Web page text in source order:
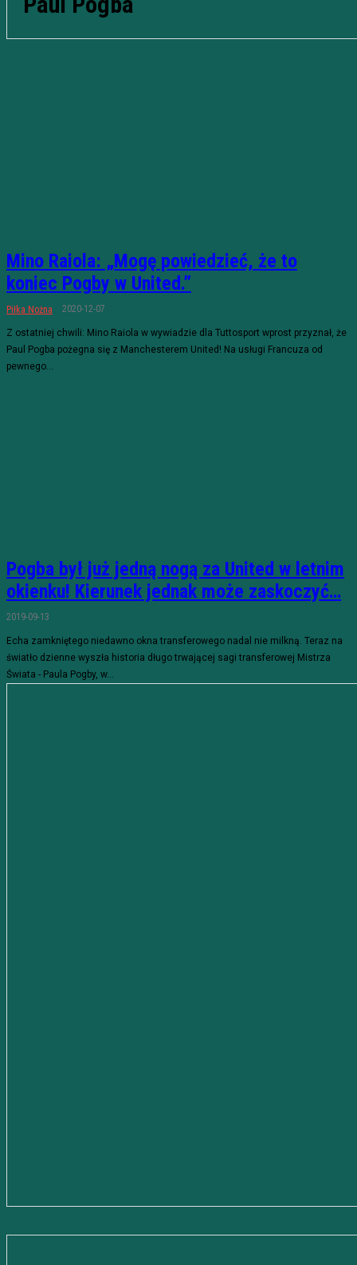
Mino Raiola: „Mogę powiedzieć, że to
koniec Pogby w United.”
Piłka Nożna 2020-12-07
Z ostatniej chwili: Mino Raiola w wywiadzie dla Tuttosport wprost przyznał, że
Paul Pogba pożegna się z Manchesterem United! Na usługi Francuza od
pewnego...
Pogba był już jedną nogą za United w letnim
okienku! Kierunek jednak może zaskoczyć…
2019-09-13
Echa zamkniętego niedawno okna transferowego nadal nie milkną. Teraz na
światło dzienne wyszła historia długo trwającej sagi transferowej Mistrza
Świata - Paula Pogby, w...